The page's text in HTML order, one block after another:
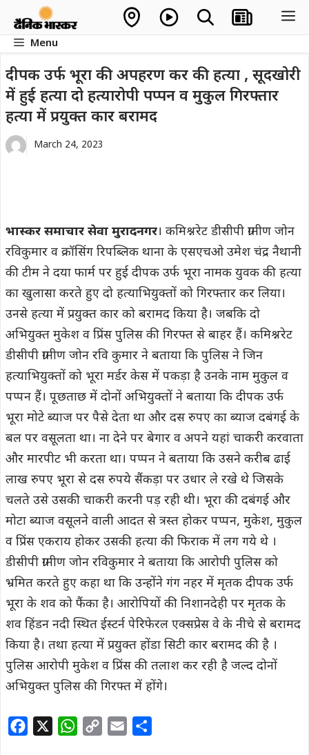
contentMenu
दीपक उर्फ भूरा की अपहरण कर की हत्या , सूदखोरी
में हुई हत्या दो हत्यारोपी पप्पन व मुकुल गिरफ्तार
हत्या में प्रयुक्त कार बरामद
March 24, 2023
भास्कर समाचार सेवा मुरादनगर। कमिश्नरेट डीसीपी ग्रामीण जोन
रविकुमार व क्रॉसिंग रिपब्लिक थाना के एसएचओ उमेश चंद्र नैथानी
की टीम ने दया फार्म पर हुई दीपक उर्फ भूरा नामक युवक की हत्या
का खुलासा करते हुए दो हत्याभियुक्तों को गिरफ्तार कर लिया।
उनसे हत्या में प्रयुक्त कार को बरामद किया है। जबकि दो
अभियुक्त मुकेश व प्रिंस पुलिस की गिरफ्त से बाहर हैं। कमिश्नरेट
डीसीपी ग्रामीण जोन रवि कुमार ने बताया कि पुलिस ने जिन
हत्याभियुक्तों को भूरा मर्डर केस में पकड़ा है उनके नाम मुकुल व
पप्पन हैं। पूछताछ में दोनों अभियुक्तों ने बताया कि दीपक उर्फ
भूरा मोटे ब्याज पर पैसे देता था और दस रुपए का ब्याज दबंगई के
बल पर वसूलता था। ना देने पर बेगार व अपने यहां चाकरी करवाता
और मारपीट भी करता था। पप्पन ने बताया कि उसने करीब ढाई
लाख रुपए भूरा से दस रुपये सैंकड़ा पर उधार ले रखे थे जिसके
चलते उसे उसकी चाकरी करनी पड़ रही थी। भूरा की दबंगई और
मोटा ब्याज वसूलने वाली आदत से त्रस्त होकर पप्पन, मुकेश, मुकुल
व प्रिंस एकराय होकर उसकी हत्या की फिराक में लग गये थे ।
डीसीपी ग्रामीण जोन रविकुमार ने बताया कि आरोपी पुलिस को
भ्रमित करते हुए कहा था कि उन्होंने गंग नहर में मृतक दीपक उर्फ
भूरा के शव को फैंका है। आरोपियों की निशानदेही पर मृतक के
शव हिंडन नदी स्थित ईस्टर्न पेरिफेरल एक्सप्रेस वे के नीचे से बरामद
किया है। तथा हत्या में प्रयुक्त होंडा सिटी कार बरामद की है ।
पुलिस आरोपी मुकेश व प्रिंस की तलाश कर रही है जल्द दोनों
अभियुक्त पुलिस की गिरफ्त में होंगे।
W